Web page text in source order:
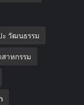
วัฒนธรรม
สาหกรรม